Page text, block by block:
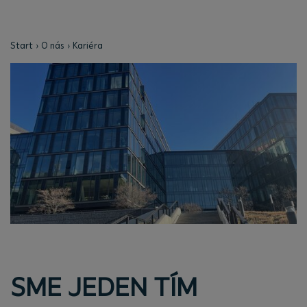
Start O nás Kariéra
SME JEDEN TÍM